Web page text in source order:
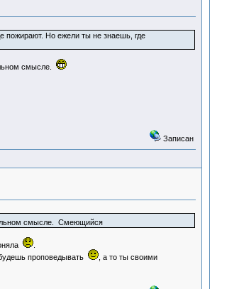
пожирают. Но ежели ты не знаешь, где
смысле.
Записан
смысле. Смеющийся
.
проповедывать
, а то ты своими